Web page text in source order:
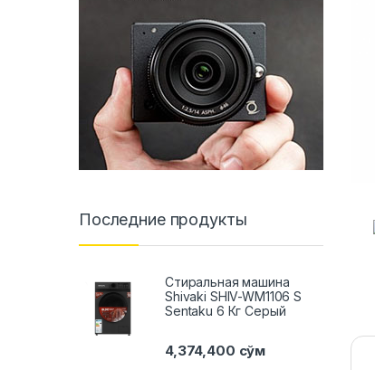
Последние продукты
Стиральная машина
Shivaki SHIV-WM1106 S
Sentaku 6 Кг Серый
4,374,400 сўм